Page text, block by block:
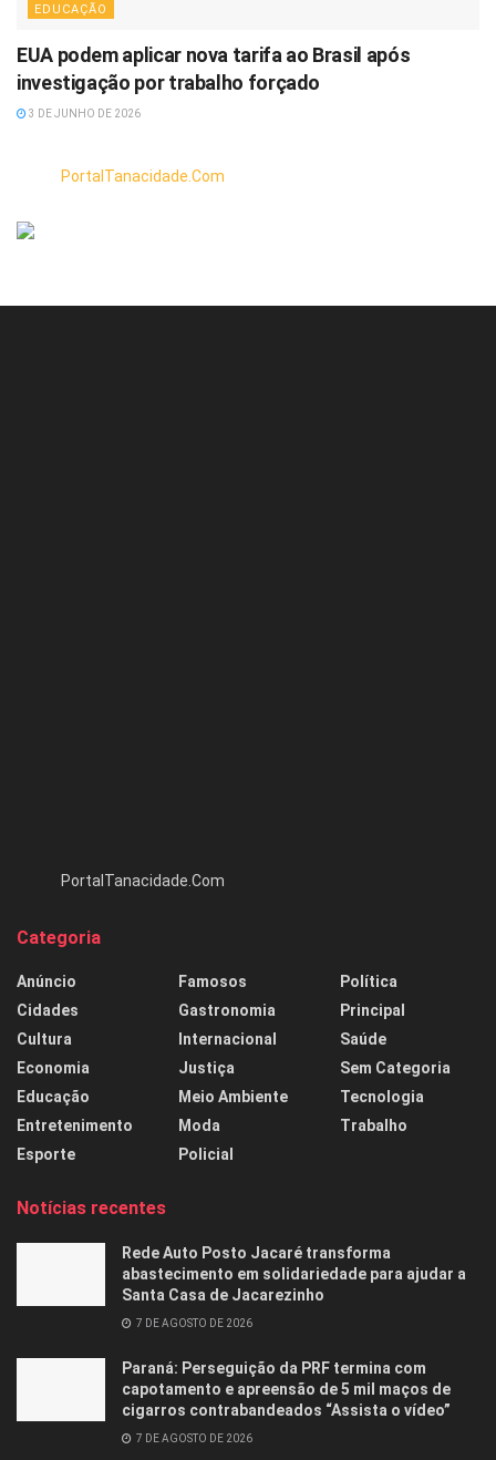
EDUCAÇÃO
EUA podem aplicar nova tarifa ao Brasil após
investigação por trabalho forçado
3 DE JUNHO DE 2026
PortalTanacidade.Com
PortalTanacidade.Com
Categoria
Anúncio
Cidades
Cultura
Economia
Educação
Entretenimento
Esporte
Famosos
Gastronomia
Internacional
Justiça
Meio Ambiente
Moda
Policial
Política
Principal
Saúde
Sem Categoria
Tecnologia
Trabalho
Notícias recentes
Rede Auto Posto Jacaré transforma
abastecimento em solidariedade para ajudar a
Santa Casa de Jacarezinho
7 DE AGOSTO DE 2026
Paraná: Perseguição da PRF termina com
capotamento e apreensão de 5 mil maços de
cigarros contrabandeados “Assista o vídeo”
7 DE AGOSTO DE 2026